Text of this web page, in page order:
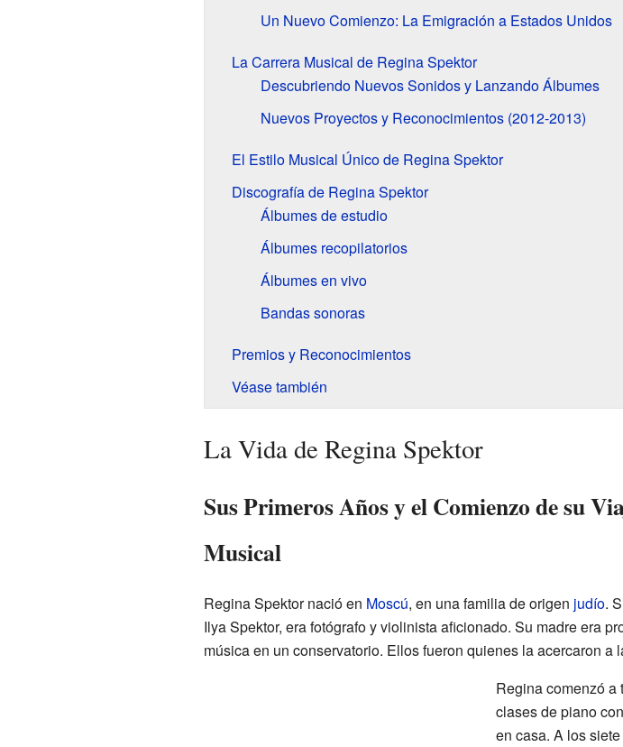
Un Nuevo Comienzo: La Emigración a Estados Unidos
La Carrera Musical de Regina Spektor
Descubriendo Nuevos Sonidos y Lanzando Álbumes
Nuevos Proyectos y Reconocimientos (2012-2013)
El Estilo Musical Único de Regina Spektor
Discografía de Regina Spektor
Álbumes de estudio
Álbumes recopilatorios
Álbumes en vivo
Bandas sonoras
Premios y Reconocimientos
Véase también
La Vida de Regina Spektor
Sus Primeros Años y el Comienzo de su
Musical
Regina Spektor nació en Moscú, en una familia de origen judío.
Ilya Spektor, era fotógrafo y violinista aficionado. Su madre era
música en un conservatorio. Ellos fueron quienes la acercaron a
Regina comenzó a
clases de piano
en casa. A los